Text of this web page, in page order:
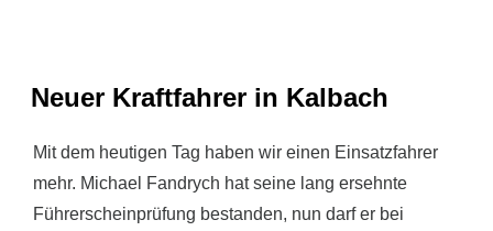
Neuer Kraftfahrer in Kalbach
Mit dem heutigen Tag haben wir einen Einsatzfahrer
mehr. Michael Fandrych hat seine lang ersehnte
Führerscheinprüfung bestanden, nun darf er bei